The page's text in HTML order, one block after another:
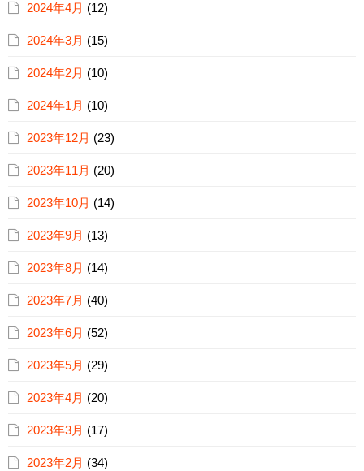
2024年4月 (12)
2024年3月 (15)
2024年2月 (10)
2024年1月 (10)
2023年12月 (23)
2023年11月 (20)
2023年10月 (14)
2023年9月 (13)
2023年8月 (14)
2023年7月 (40)
2023年6月 (52)
2023年5月 (29)
2023年4月 (20)
2023年3月 (17)
2023年2月 (34)